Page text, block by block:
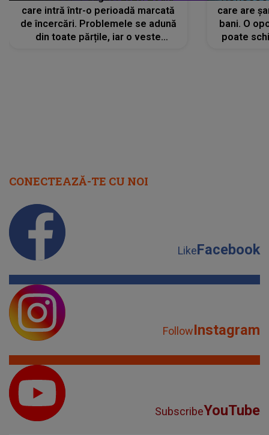
care intră într-o perioadă marcată
de încercări. Problemele se adună
din toate părțile, iar o veste
care are
bani. O
poate
CONECTEAZĂ-TE CU NOI
LikeFacebook
FollowInstagram
SubscribeYouTube